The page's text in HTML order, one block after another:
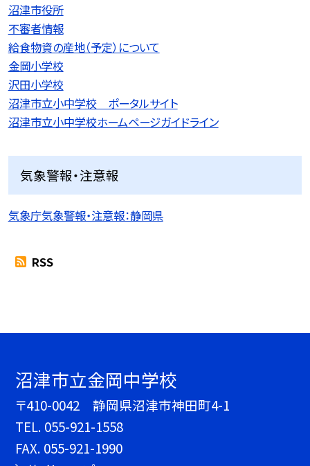
沼津市役所
不審者情報
給食物資の産地（予定）について
金岡小学校
沢田小学校
沼津市立小中学校 ポータルサイト
沼津市立小中学校ホームページガイドライン
気象警報・注意報
気象庁気象警報・注意報：静岡県
RSS
沼津市立金岡中学校
〒410-0042 静岡県沼津市神田町4-1
TEL. 055-921-1558
FAX. 055-921-1990